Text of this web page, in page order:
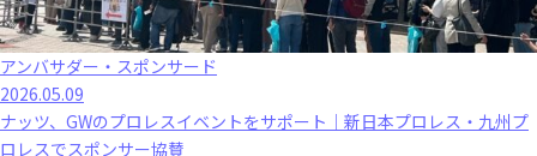
アンバサダー・スポンサード
2026.05.09
ナッツ、GWのプロレスイベントをサポート｜新日本プロレス・九州プ
ロレスでスポンサー協賛